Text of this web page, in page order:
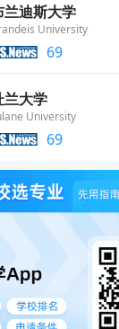
兰迪斯大学
University
69
兰大学
University
69